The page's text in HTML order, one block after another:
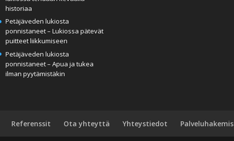
historiaa
Petäjäveden lukiosta
ponnistaneet – Lukiossa pätevät
puitteet liikkumiseen
Petäjäveden lukiosta
ponnistaneet – Apua ja tukea
ilman pyytämistäkin
Referenssit Ota yhteyttä Yhteystiedot